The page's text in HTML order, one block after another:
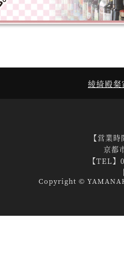
綾綺殿粲
【営業
京都
【TEL
Copyright ©